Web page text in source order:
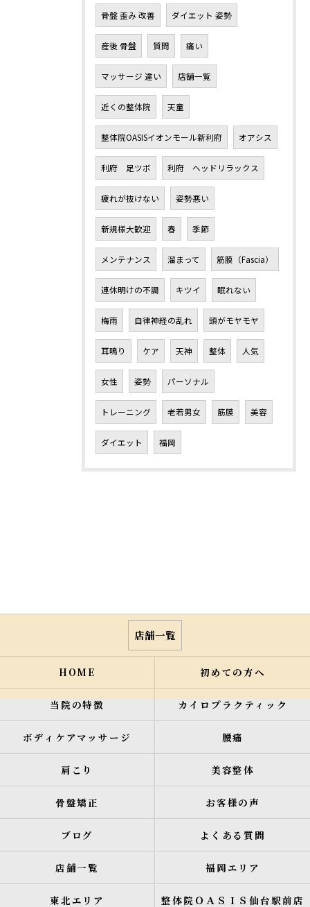
骨盤 歪み 改善 ダイエット 姿勢
産後 骨盤 質問 痛い
マッサージ 違い 店舗一覧
近くの整体院 天童
整体院OASISイオンモール新利府 オアシス
利府 足ツボ 利府 ヘッドリラックス
疲れが抜けない 姿勢悪い
新規様大歓迎 春 季節
メンテナンス 溜まって 筋膜（Fascia）
連休明けの不調 キツイ 眠れない
梅雨 自律神経の乱れ 頭がモヤモヤ
耳鳴り ケア 天神 整体 人気
女性 姿勢 パーソナル
トレーニング 老若男女 筋膜 美容
ダイエット 福岡
店舗一覧
HOME 初めての方へ
当院の特徴 カイロプラクティック
ボディケアマッサージ 腰痛
肩こり 美容整体
骨盤矯正 お客様の声
ブログ よくある質問
店舗一覧 福岡エリア
東北エリア 整体院ＯＡＳＩＳ仙台駅前店